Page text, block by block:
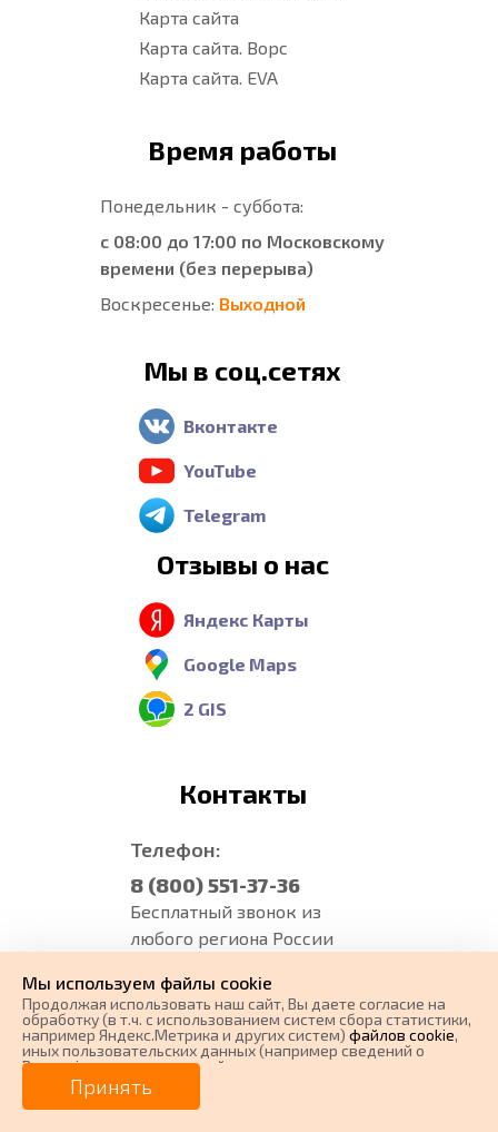
0 ₽
от0₽/мес. Плати частями
Карта сайта
Карта сайта. Ворс
Карта сайта. EVA
Время работы
Понедельник - суббота:
с 08:00 до 17:00 по Московскому
времени (без перерыва)
Воскресенье: Выходной
Мы в соц.сетях
Вконтакте
YouTube
Telegram
Отзывы о нас
Яндекс Карты
Google Maps
2 GIS
Контакты
Телефон:
8 (800) 551-37-36
Бесплатный звонок из
любого региона России
E-mail:
manager@carforma.ru
Написать нам
Написать нам
Мы используем файлы cookie
Продолжая использовать наш cайт, Вы даете согласие на
обработку (в т.ч. с использованием систем сбора статистики,
например Яндекс.Метрика и других систем) файлов cookie,
иных пользовательских данных (например сведений о
Вашем ip-адресе, сведений о местоположении, типе
устройства, времени посещения страницы, сведений о
ресурсах сети Интернет, с которых были совершены
переходы на наш сайт, сведения о Ваших действиях на сайте
Принять